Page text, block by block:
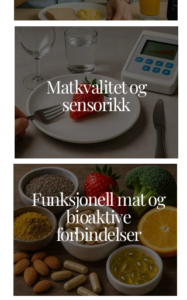
Matkvalitet og
sensorikk
Funksjonell mat og
bioaktive
forbindelser